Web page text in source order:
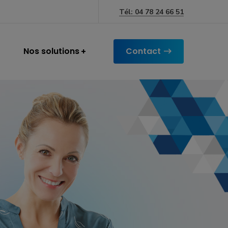
Tél: 04 78 24 66 51
Nos solutions Contact